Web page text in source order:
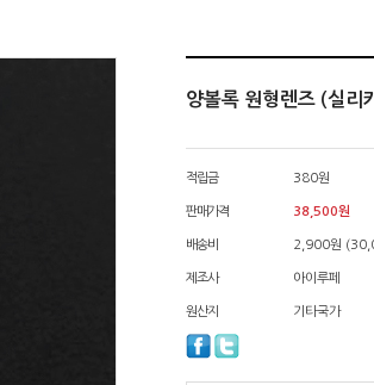
양볼록 원형렌즈 (실리
적립금 380원
판매가격 38,500원
배송비 2,900원
제조사 아이루페
원산지 기타국가